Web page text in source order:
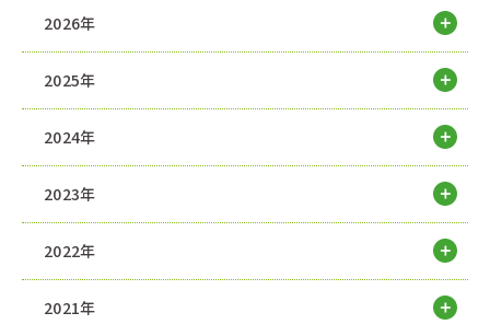
2026年
2025年
2024年
2023年
2022年
2021年